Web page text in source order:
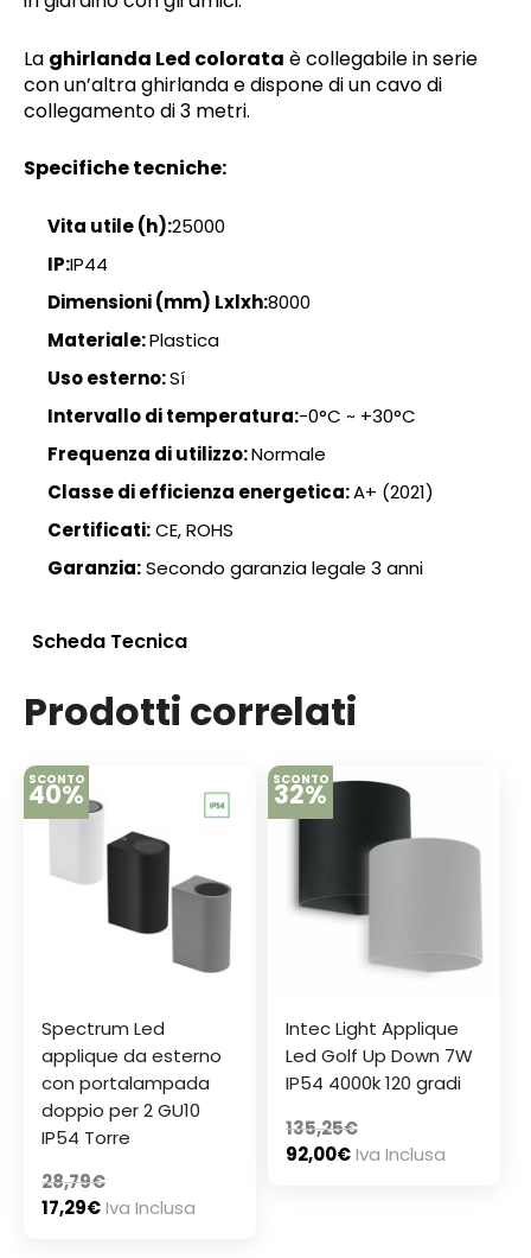
La ghirlanda Led colorata è collegabile in serie
con un’altra ghirlanda e dispone di un cavo di
collegamento di 3 metri.
Specifiche tecniche:
Vita utile (h):25000
IP:IP44
Dimensioni (mm) Lxlxh:8000
Materiale:Plastica
Uso esterno:Sí
Intervallo di temperatura:-0°C ~ +30°C
Frequenza di utilizzo:Normale
Classe di efficienza energetica:A+ (2021)
Certificati:CE, ROHS
Garanzia:Secondo garanzia legale 3 anni
Scheda Tecnica
Prodotti correlati
SCONTO
40%
Spectrum Led
applique da esterno
con portalampada
doppio per 2 GU10
IP54 Torre
28,79€
17,29€Iva Inclusa
SCONTO
32%
Intec Light Applique
Led Golf Up Down 7W
IP54 4000k 120 gradi
135,25€
92,00€Iva Inclusa